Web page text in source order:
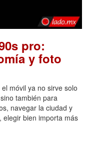
pro:
y foto
móvil ya no sirve solo
también para
navegar la ciudad y
elegir bien importa más